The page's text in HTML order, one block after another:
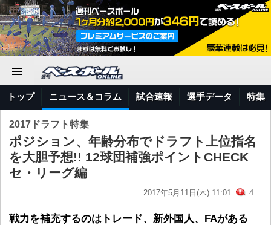
トップ ニュース＆コラム 試合速報 選手データ 特集
2017ドラフト特集
ポジション、年齢分布でドラフト上位指名
を大胆予想!! 12球団補強ポイントCHECK
セ・リーグ編
2017年5月11日(木) 11:01 4
戦力を補充するのはトレード、新外国人、FAがある